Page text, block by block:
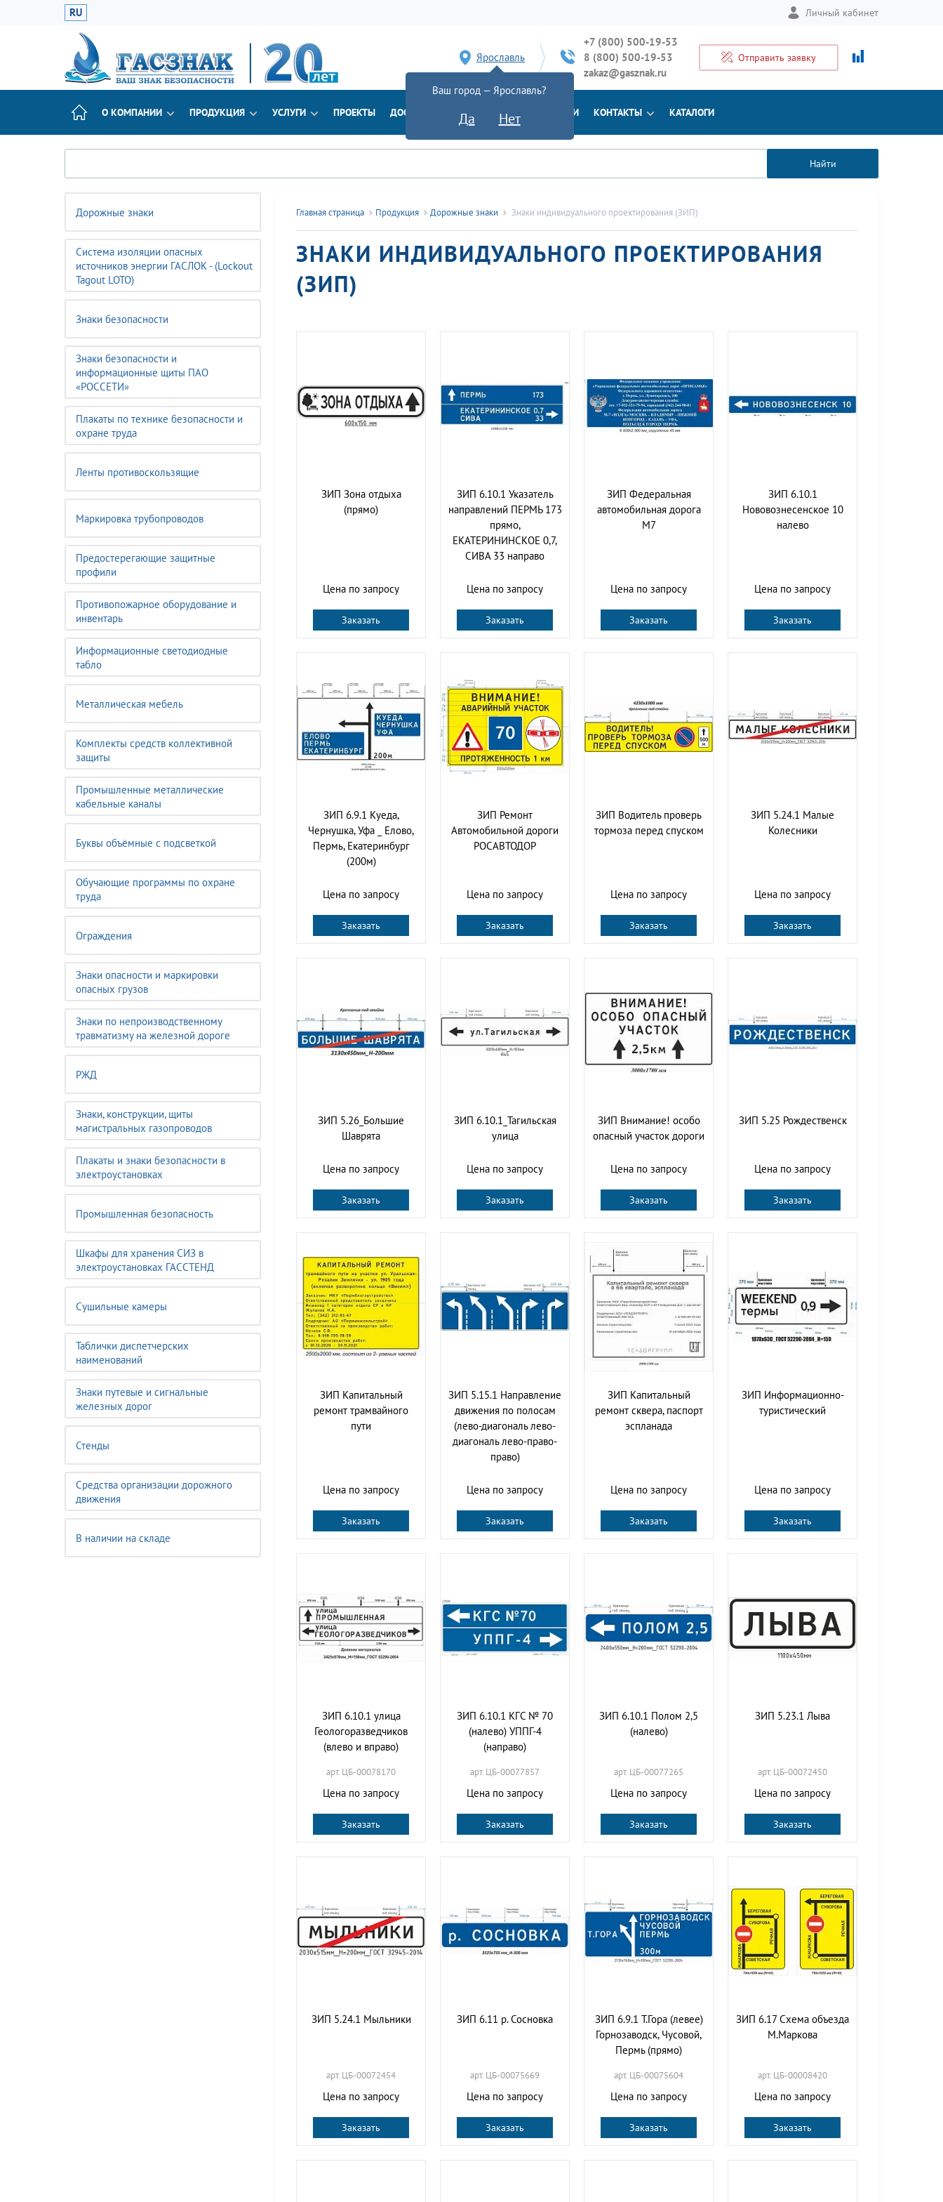
RU Личный кабинет
Ярославль
Ваш город — Ярославль?
Да Нет
+7 (800) 500-19-53
8 (800) 500-19-53
zakaz@gasznak.ru
Отправить заявку
О КОМПАНИИ ПРОДУКЦИЯ УСЛУГИ ПРОЕКТЫ ДОСТАВКА ДОКУМЕНТЫ НОВОСТИ КОНТАКТЫ КАТАЛОГИ
Найти
Дорожные знаки
Система изоляции опасных
источников энергии ГАСЛОК - (Lockout
Tagout LOTO)
Знаки безопасности
Знаки безопасности и
информационные щиты ПАО
«РОССЕТИ»
Плакаты по технике безопасности и
охране труда
Ленты противоскользящие
Маркировка трубопроводов
Предостерегающие защитные
профили
Противопожарное оборудование и
инвентарь
Информационные светодиодные
табло
Металлическая мебель
Комплекты средств коллективной
защиты
Промышленные металлические
кабельные каналы
Буквы объёмные с подсветкой
Обучающие программы по охране
труда
Ограждения
Знаки опасности и маркировки
опасных грузов
Знаки по непроизводственному
травматизму на железной дороге
РЖД
Знаки, конструкции, щиты
магистральных газопроводов
Плакаты и знаки безопасности в
электроустановках
Промышленная безопасность
Шкафы для хранения СИЗ в
электроустановках ГАССТЕНД
Сушильные камеры
Таблички диспетчерских
наименований
Знаки путевые и сигнальные
железных дорог
Стенды
Средства организации дорожного
движения
В наличии на складе
Главная страница Продукция Дорожные знаки Знаки индивидуального проектирования (ЗИП)
ЗНАКИ ИНДИВИДУАЛЬНОГО ПРОЕКТИРОВАНИЯ
(ЗИП)
ЗИП Зона отдыха
(прямо)
Цена по запросу
Заказать
ЗИП 6.10.1 Указатель
направлений ПЕРМЬ 173
прямо,
ЕКАТЕРИНИНСКОЕ 0,7,
СИВА 33 направо
Цена по запросу
Заказать
ЗИП Федеральная
автомобильная дорога
М7
Цена по запросу
Заказать
ЗИП 6.10.1
Нововознесенское 10
налево
Цена по запросу
Заказать
ЗИП 6.9.1 Куеда,
Чернушка, Уфа _ Елово,
Пермь, Екатеринбург
(200м)
Цена по запросу
Заказать
ЗИП Ремонт
Автомобильной дороги
РОСАВТОДОР
Цена по запросу
Заказать
ЗИП Водитель проверь
тормоза перед спуском
Цена по запросу
Заказать
ЗИП 5.24.1 Малые
Колесники
Цена по запросу
Заказать
ЗИП 5.26_Большие
Шаврята
Цена по запросу
Заказать
ЗИП 6.10.1_Тагильская
улица
Цена по запросу
Заказать
ЗИП Внимание! особо
опасный участок дороги
Цена по запросу
Заказать
ЗИП 5.25 Рождественск
Цена по запросу
Заказать
ЗИП Капитальный
ремонт трамвайного
пути
Цена по запросу
Заказать
ЗИП 5.15.1 Направление
движения по полосам
(лево-диагональ лево-
диагональ лево-право-
право)
Цена по запросу
Заказать
ЗИП Капитальный
ремонт сквера, паспорт
эспланада
Цена по запросу
Заказать
ЗИП Информационно-
туристический
Цена по запросу
Заказать
ЗИП 6.10.1 улица
Геологоразведчиков
(влево и вправо)
арт. ЦБ-00078170
Цена по запросу
Заказать
ЗИП 6.10.1 КГС № 70
(налево) УППГ-4
(направо)
арт. ЦБ-00077857
Цена по запросу
Заказать
ЗИП 6.10.1 Полом 2,5
(налево)
арт. ЦБ-00077265
Цена по запросу
Заказать
ЗИП 5.23.1 Лыва
арт. ЦБ-00072450
Цена по запросу
Заказать
ЗИП 5.24.1 Мыльники
арт. ЦБ-00072454
Цена по запросу
Заказать
ЗИП 6.11 р. Сосновка
арт. ЦБ-00075669
Цена по запросу
Заказать
ЗИП 6.9.1 Т.Гора (левее)
Горнозаводск, Чусовой,
Пермь (прямо)
арт. ЦБ-00075604
Цена по запросу
Заказать
ЗИП 6.17 Схема объезда
М.Маркова
арт. ЦБ-00008420
Цена по запросу
Заказать